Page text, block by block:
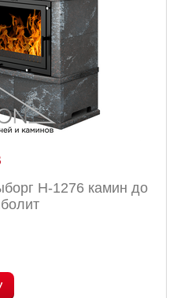
H-1276 камин до